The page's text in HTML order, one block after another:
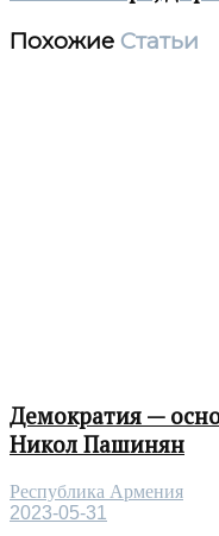
Похожие Статьи
Демократия —
Никол Пашинян
Республика Армения
2023-05-31